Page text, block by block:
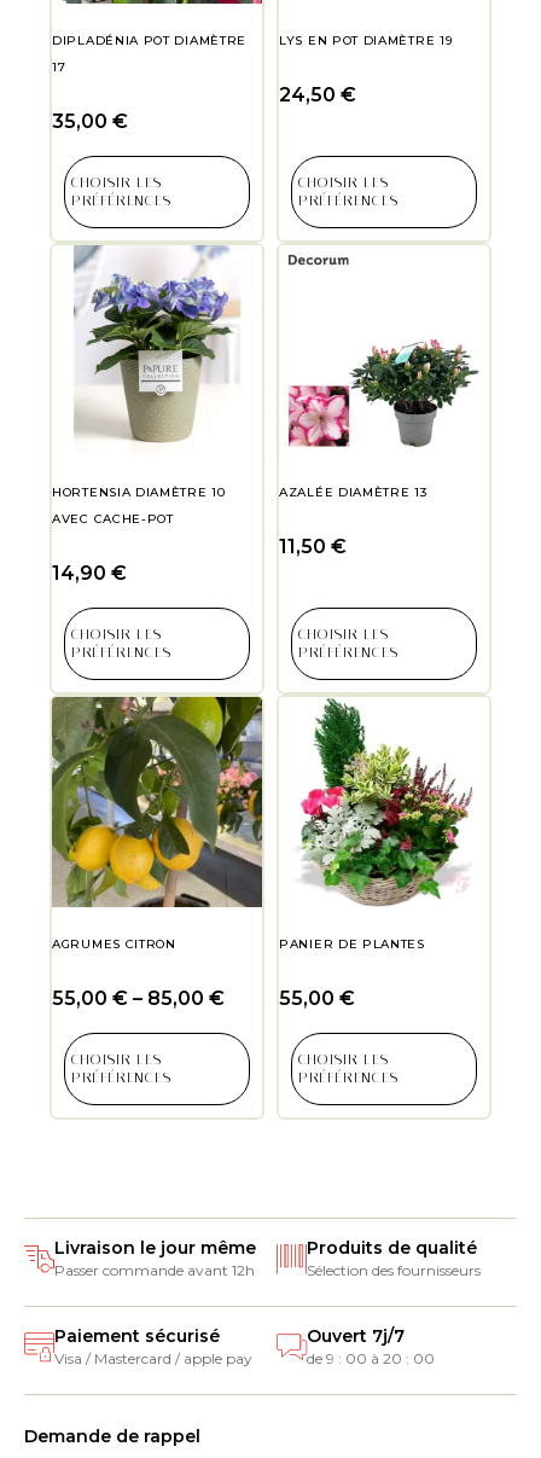
DIPLADÉNIA POT DIAMÈTRE
17
35,00 €
CHOISIR LES
PRÉFÉRENCES
LYS EN POT DIAMÈTRE 19
24,50 €
CHOISIR LES
PRÉFÉRENCES
HORTENSIA DIAMÈTRE 10
AVEC CACHE-POT
14,90 €
CHOISIR LES
PRÉFÉRENCES
AZALÉE DIAMÈTRE 13
11,50 €
CHOISIR LES
PRÉFÉRENCES
AGRUMES CITRON
55,00 € – 85,00 €
CHOISIR LES
PRÉFÉRENCES
PANIER DE PLANTES
55,00 €
CHOISIR LES
PRÉFÉRENCES
Livraison le jour même
Passer commande avant 12h
Produits de qualité
Sélection des fournisseurs
Paiement sécurisé
Visa / Mastercard / apple pay
Ouvert 7j/7
de 9 : 00 à 20 : 00
Demande de rappel